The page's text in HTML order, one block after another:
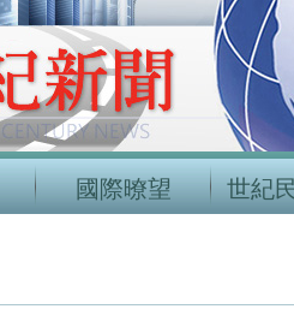
國際暸望 世紀